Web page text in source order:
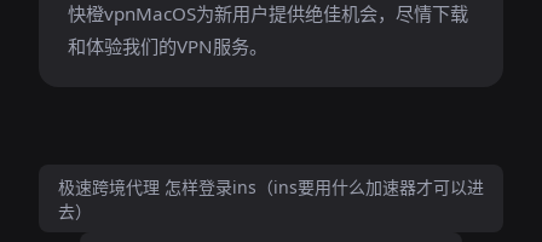
快橙vpnMacOS为新用户提供绝佳机会，尽情下载
和体验我们的VPN服务。
极速跨境代理 怎样登录ins（ins要用什么加速器才可以进
去）